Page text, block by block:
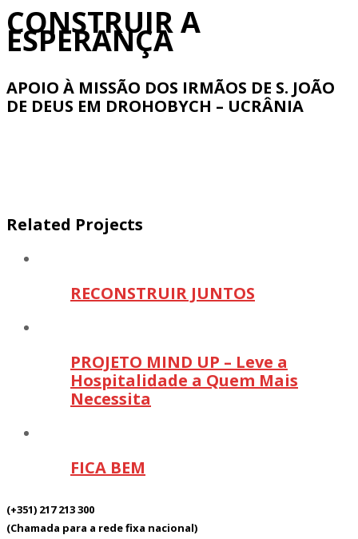
CONSTRUIR A
ESPERANÇA
APOIO À MISSÃO DOS IRMÃOS DE S. JOÃO
DE DEUS EM DROHOBYCH – UCRÂNIA
Related Projects
RECONSTRUIR JUNTOS
PROJETO MIND UP – Leve a
Hospitalidade a Quem Mais
Necessita
FICA BEM
(+351) 217 213 300
(Chamada para a rede fixa nacional)